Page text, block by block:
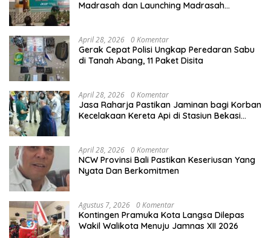
Madrasah dan Launching Madrasah
April 28, 2026 0 Komentar
Gerak Cepat Polisi Ungkap Peredaran Sabu
di Tanah Abang, 11 Paket Disita
April 28, 2026 0 Komentar
Jasa Raharja Pastikan Jaminan bagi Korban
Kecelakaan Kereta Api di Stasiun Bekasi
April 28, 2026 0 Komentar
NCW Provinsi Bali Pastikan Keseriusan Yang
Nyata Dan Berkomitmen
Agustus 7, 2026 0 Komentar
Kontingen Pramuka Kota Langsa Dilepas
Wakil Walikota Menuju Jamnas XII 2026